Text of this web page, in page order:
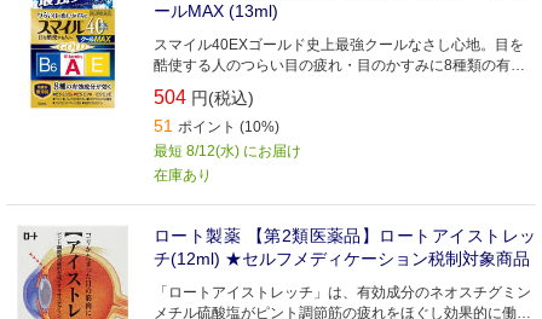
ールMAX (13ml)
スマイル40EXゴールド史上最強クールなさし心地。目を
酷使する人のつらい目の疲れ・目のかすみに8種類の有効
成分が効く目薬。
504 円(税込)
51 ポイント (10%)
最短 8/12(水) にお届け
在庫あり
ロート製薬 【第2類医薬品】ロートアイストレッ
チ(12ml) ★セルフメディケーション税制対象商品
「ロートアイストレッチ」は、有効成分のネオスチグミン
メチル硫酸塩がピント調節筋の疲れをほぐし効果的に働き